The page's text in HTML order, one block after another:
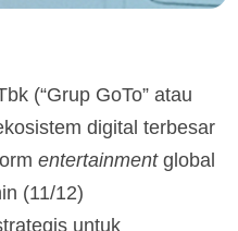
(“Grup GoTo” atau
digital terbesar
entertainment global
(11/12)
untuk